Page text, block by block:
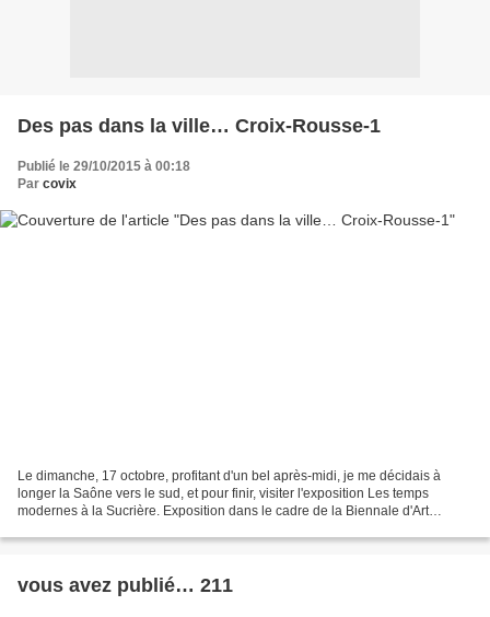
Des pas dans la ville… Croix-Rousse-1
Publié le 29/10/2015 à 00:18
Par covix
Le dimanche, 17 octobre, profitant d'un bel après-midi, je me décidais à
longer la Saône vers le sud, et pour finir, visiter l'exposition Les temps
modernes à la Sucrière. Exposition dans le cadre de la Biennale d'Art
vous avez publié… 211